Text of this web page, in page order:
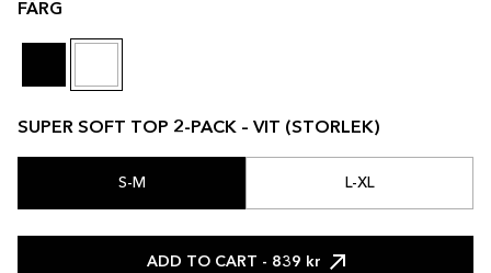
FÄRG
SUPER SOFT TOP 2-PACK – VIT (STORLEK)
S-M L-XL
ADD TO CART - 839 kr